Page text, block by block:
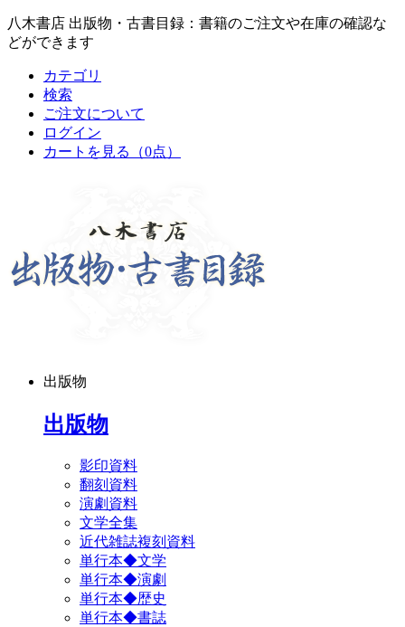
八木書店 出版物・古書目録：書籍のご注文や在庫の確認な
どができます
カテゴリ
検索
ご注文について
ログイン
カートを見る
（0点）
出版物
出版物
影印資料
翻刻資料
演劇資料
文学全集
近代雑誌複刻資料
単行本◆文学
単行本◆演劇
単行本◆歴史
単行本◆書誌